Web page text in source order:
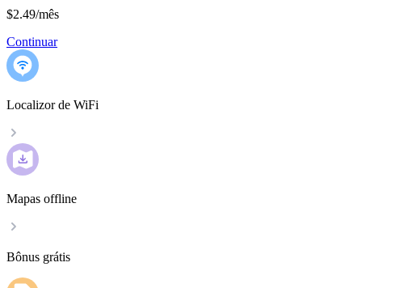
$2.49/mês
Continuar
Localizor de WiFi
Mapas offline
Bônus grátis